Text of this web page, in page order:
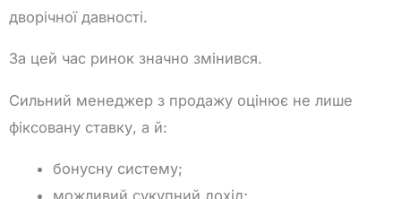
дворічної давності.
За цей час ринок значно змінився.
Сильний менеджер з продажу оцінює не лише
фіксовану ставку, а й:
бонусну систему;